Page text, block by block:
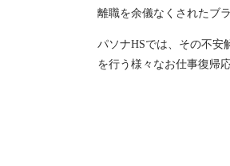
離職を余儀なくされたブ
パソナHSでは、その不安
を行う様々なお仕事復帰